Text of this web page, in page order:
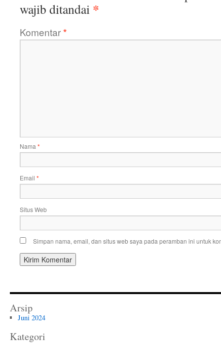
wajib ditandai *
Komentar*
Nama *
Email *
Situs Web
Simpan nama, email, dan situs web saya pada peramban ini untuk
Arsip
Juni 2024
Kategori